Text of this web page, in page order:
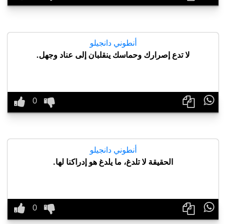
أنطوني دانجيلو
لا تدع إصرارك وحماسك ينقلبان إلى عناد وجهل.

أنطوني دانجيلو
الحقيقة لا تلدغ، ما يلدغ هو إدراكنا لها.
